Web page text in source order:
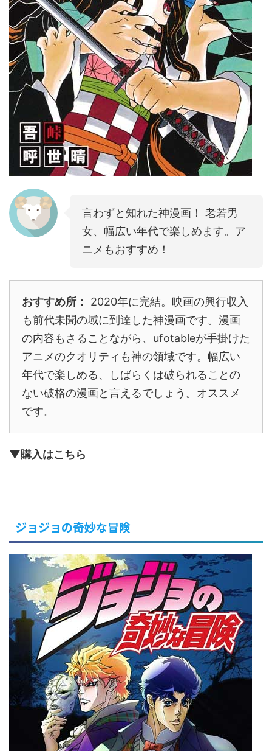
言わずと知れた神漫画！ 老若男
女、幅広い年代で楽しめます。ア
ニメもおすすめ！
おすすめ所：
2020年に完結。映画の興行収入
も前代未聞の域に到達した神漫画です。漫画
の内容もさることながら、ufotableが手掛けた
アニメのクオリティも神の領域です。幅広い
年代で楽しめる、しばらくは破られることの
ない破格の漫画と言えるでしょう。オススメ
です。
▼購入はこちら
ジョジョの奇妙な冒険